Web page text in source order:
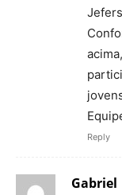
Reply
Gabriel